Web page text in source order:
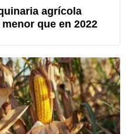
agrícola
que en 2022